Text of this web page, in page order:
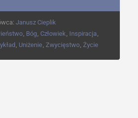
Janusz Cieplik
, Bóg, Człowiek , Inspiracja,
, Uniżenie, Zwycięstwo, Życie